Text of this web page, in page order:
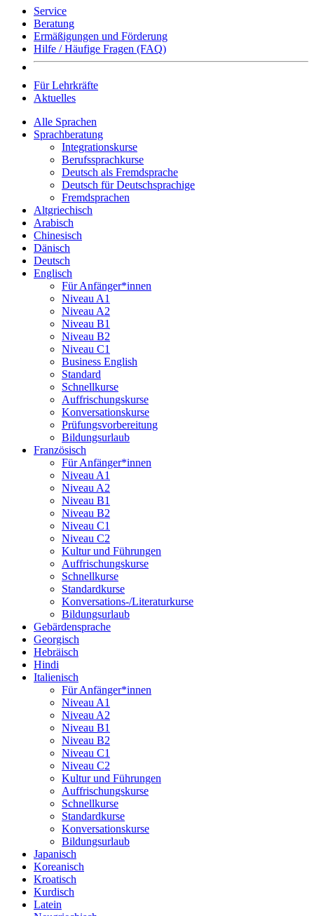
Service
Beratung
Ermäßigungen und Förderung
Hilfe / Häufige Fragen (FAQ)
Für Lehrkräfte
Aktuelles
Alle Sprachen
Sprachberatung
Integrationskurse
Berufssprachkurse
Deutsch als Fremdsprache
Deutsch für Deutschsprachige
Fremdsprachen
Altgriechisch
Arabisch
Chinesisch
Dänisch
Deutsch
Englisch
Für Anfänger*innen
Niveau A1
Niveau A2
Niveau B1
Niveau B2
Niveau C1
Business English
Standard
Schnellkurse
Auffrischungskurse
Konversationskurse
Prüfungsvorbereitung
Bildungsurlaub
Französisch
Für Anfänger*innen
Niveau A1
Niveau A2
Niveau B1
Niveau B2
Niveau C1
Niveau C2
Kultur und Führungen
Auffrischungskurse
Schnellkurse
Standardkurse
Konversations-/Literaturkurse
Bildungsurlaub
Gebärdensprache
Georgisch
Hebräisch
Hindi
Italienisch
Für Anfänger*innen
Niveau A1
Niveau A2
Niveau B1
Niveau B2
Niveau C1
Niveau C2
Kultur und Führungen
Auffrischungskurse
Schnellkurse
Standardkurse
Konversationskurse
Bildungsurlaub
Japanisch
Koreanisch
Kroatisch
Kurdisch
Latein